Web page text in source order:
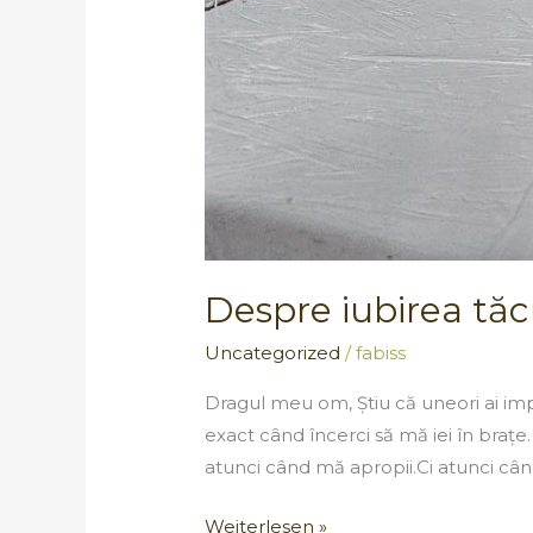
Despre iubirea
Uncategorized /fabiss
Dragul meu om, Știu că uneori ai
exact când încerci să mă iei în
atunci când mă apropii.Ci atunci
Weiterlesen »